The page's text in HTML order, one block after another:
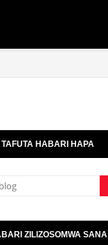
TAFUTA HABARI HAPA
ZILIZOSOMWA SANA